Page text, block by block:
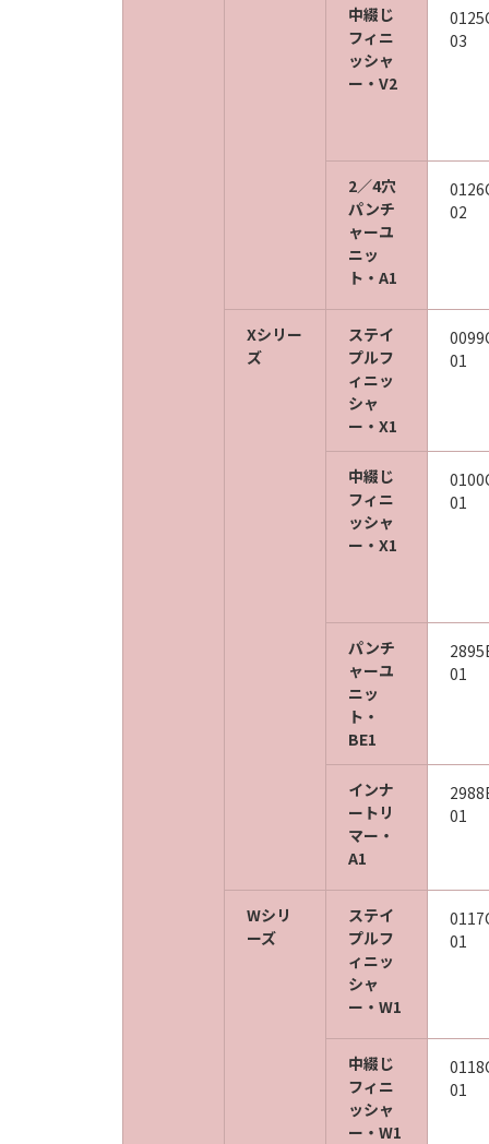
中綴じ
フィニ
ッシャ
ー・V2
03
2／4穴
パンチ
ャーユ
ニッ
ト・A1
02
Xシリー
ズ
ステイ
プルフ
ィニッ
シャ
ー・X1
01
中綴じ
フィニ
ッシャ
ー・X1
01
パンチ
ャーユ
ニッ
ト・
BE1
01
インナ
ートリ
マー・
A1
01
Wシリ
ーズ
ステイ
プルフ
ィニッ
シャ
ー・W1
01
中綴じ
フィニ
ッシャ
ー・W1
01